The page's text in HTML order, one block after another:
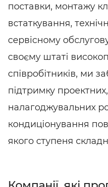
поставки, монтажу
встаткування,
сервісному
своєму штаті
співробітників, ми
підтримку
налагоджувальних
кондиціонування
якого ступеня